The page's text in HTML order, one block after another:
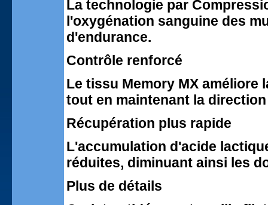
La technologie par
l'oxygénation sanguine des
d'endurance.
Contrôle renforcé
Le tissu Memory MX
tout en maintenant la
Récupération plus rapide
L'accumulation d'acide
réduites, diminuant ainsi les
Plus de détails